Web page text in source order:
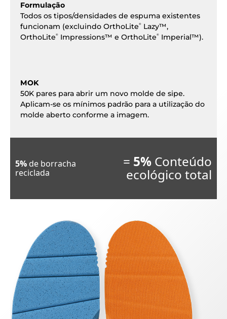
Formulação
Todos os tipos/densidades de espuma existentes
funcionam (excluindo OrthoLite®
Lazy™,
OrthoLite® Impressions™ e OrthoLite® Imperial™).
MOK
50K pares para abrir um novo molde de sipe.
Aplicam-se os mínimos padrão para a utilização do
molde aberto conforme a imagem.
5% de borracha
reciclada
= 5% Conteúdo
ecológico total